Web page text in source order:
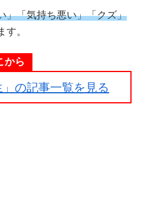
」「気持ち悪い」「クズ」
す。
から
」の記事一覧を見る